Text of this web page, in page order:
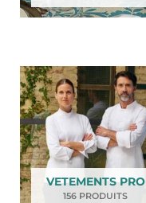
VETEMENTS PRO
156 PRODUITS